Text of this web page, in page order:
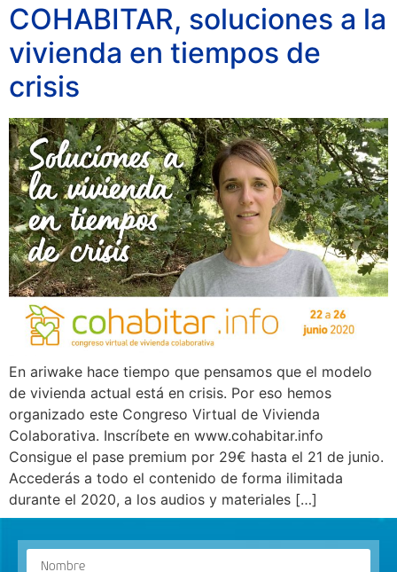
COHABITAR, soluciones a la
vivienda en tiempos de
crisis
En ariwake hace tiempo que pensamos que el modelo
de vivienda actual está en crisis. Por eso hemos
organizado este Congreso Virtual de Vivienda
Colaborativa. Inscríbete en www.cohabitar.info
Consigue el pase premium por 29€ hasta el 21 de junio.
Accederás a todo el contenido de forma ilimitada
durante el 2020, a los audios y materiales […]